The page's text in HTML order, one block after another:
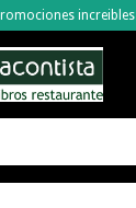
increibles